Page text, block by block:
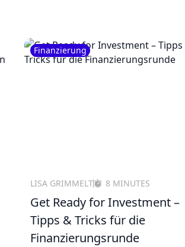
Finanzierung
LISA GRIMMELT 8 MINUTES
Get Ready for Investment –
Tipps & Tricks für die
Finanzierungsrunde